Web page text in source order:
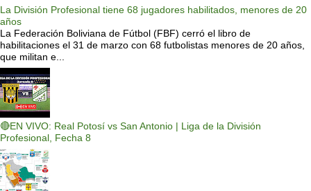
La División Profesional tiene 68 jugadores habilitados, menores de 20
años
La Federación Boliviana de Fútbol (FBF) cerró el libro de
habilitaciones el 31 de marzo con 68 futbolistas menores de 20 años,
que militan e...
🔴EN VIVO: Real Potosí vs San Antonio | Liga de la División
Profesional, Fecha 8